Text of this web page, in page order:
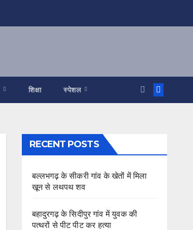
शिक्षा स्पेशल
RECENT POSTS
बल्लभगढ़ के सीकरी गांव के खेतों में मिला
खून से लथपथ शव
बहादुरगढ़ के सिदीपुर गांव में युवक की
पत्थरों से पीट पीट कर हत्या